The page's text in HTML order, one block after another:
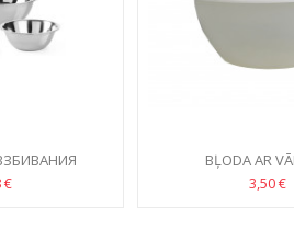
€
BĻODA AR
3,50 €